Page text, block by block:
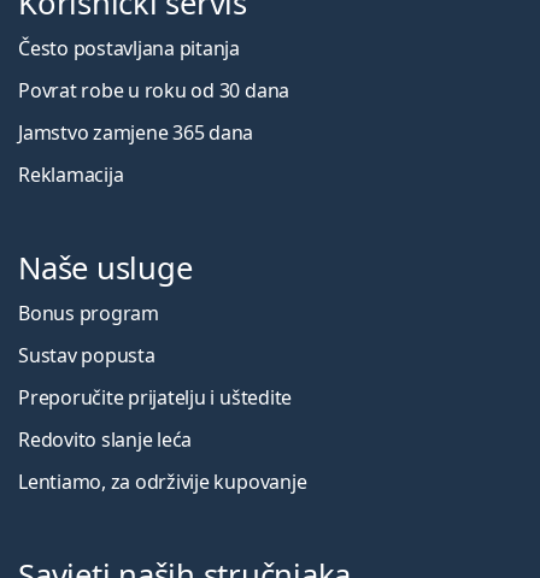
Često postavljana pitanja
Povrat robe u roku od 30 dana
Jamstvo zamjene 365 dana
Reklamacija
Naše usluge
Bonus program
Sustav popusta
Preporučite prijatelju i uštedite
Redovito slanje leća
Lentiamo, za održivije kupovanje